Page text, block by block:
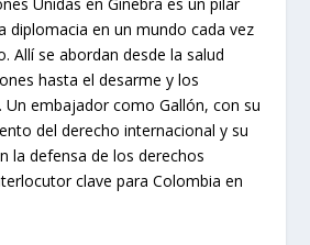
diplomacia en un mundo cada vez
Allí se abordan desde la salud
hasta el desarme y los
Un embajador como Gallón, con su
del derecho internacional y su
la defensa de los derechos
clave para Colombia en